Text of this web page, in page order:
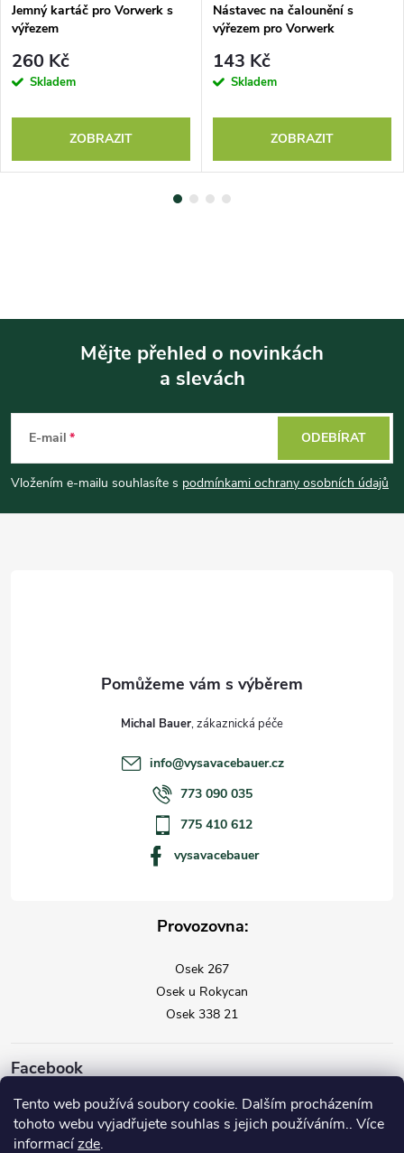
Tento web používá soubory cookie. Dalším procházením
tohoto webu vyjadřujete souhlas s jejich používáním.. Více
informacízde.
Jemný kartáč pro Vorwerk s
výřezem
260 Kč
Skladem
ZOBRAZIT
Nástavec na čalounění s
výřezem pro Vorwerk
143 Kč
Skladem
ZOBRAZIT
p
a
Mějte přehled o novinkách
a slevách
E-mail
Vložením e-mailu souhlasíte s podmínkami ochrany osobních údajů
ODEBÍRAT
Michal Bauer
info@vysavacebauer.cz
773 090 035
775 410 612
vysavacebauer
Provozovna:
Osek 267
Osek u Rokycan
Osek 338 21
Facebook